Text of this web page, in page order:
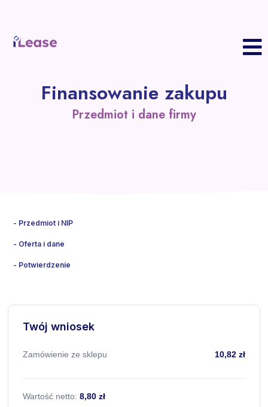
Finansowanie zakupu
Przedmiot i dane firmy
Przedmiot i NIP
Oferta i dane
Potwierdzenie
Twój wniosek
Zamówienie ze sklepu 10,82 zł
Wartość netto:8,80 zł